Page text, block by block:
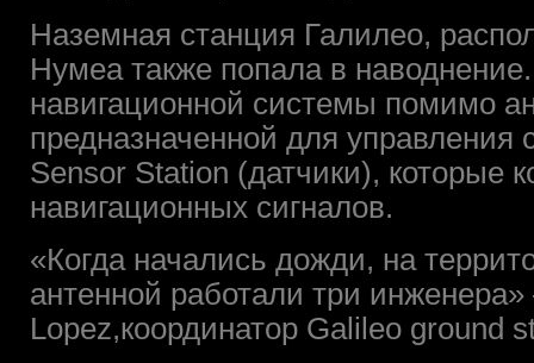
Наземная станция Галилео,
Нумеа также попала в
навигационной системы помимо
предназначенной для
Sensor Station (датчики), которые
навигационных сигналов.
«Когда начались дожди, на
антенной работали три
Lopez,координатор Galileo ground